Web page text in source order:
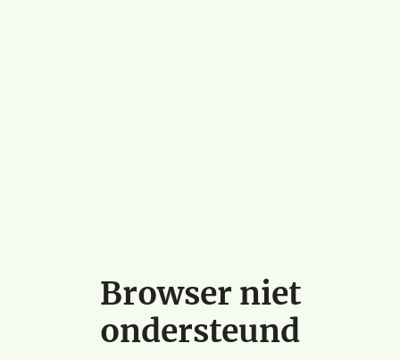
Browser niet
ondersteund